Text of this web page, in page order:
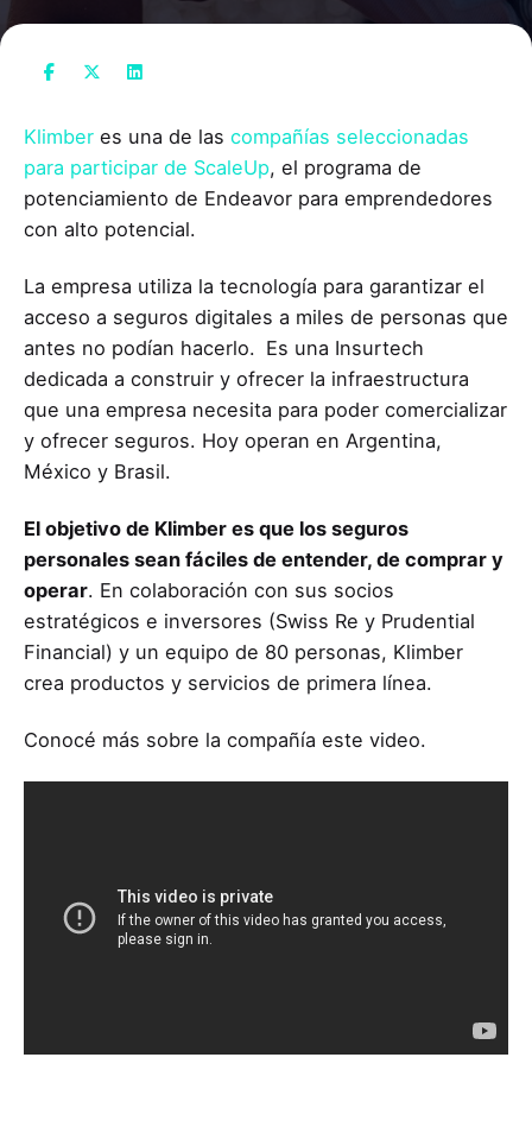
Klimber es una de las compañías seleccionadas
para participar de ScaleUp, el programa de
potenciamiento de Endeavor para emprendedores
con alto potencial.
La empresa utiliza la tecnología para garantizar el
acceso a seguros digitales a miles de personas que
antes no podían hacerlo. Es una Insurtech
dedicada a construir y ofrecer la infraestructura
que una empresa necesita para poder comercializar
y ofrecer seguros. Hoy operan en Argentina,
México y Brasil.
El objetivo de Klimber es que los seguros
personales sean fáciles de entender, de comprar y
operar. En colaboración con sus socios
estratégicos e inversores (Swiss Re y Prudential
Financial) y un equipo de 80 personas, Klimber
crea productos y servicios de primera línea.
Conocé más sobre la compañía este video.